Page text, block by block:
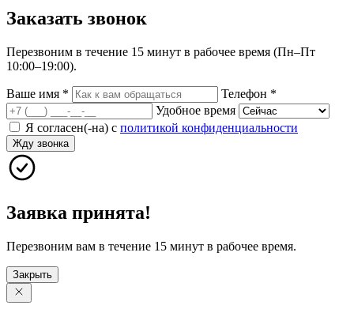
Заказать звонок
Перезвоним в течение 15 минут в рабочее время (Пн–Пт
10:00–19:00).
Ваше имя * Телефон *
Удобное время
Я согласен(-на) с политикой конфиденциальности
Жду звонка
Заявка принята!
Перезвоним вам в течение 15 минут в рабочее время.
Закрыть